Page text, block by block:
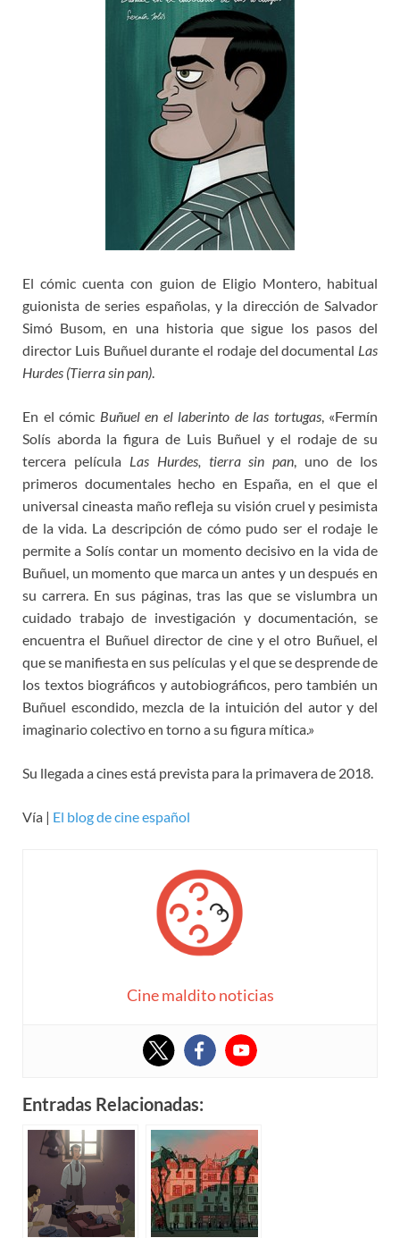
El cómic cuenta con guion de Eligio Montero, habitual
guionista de series españolas, y la dirección de Salvador
Simó Busom, en una historia que sigue los pasos del
director Luis Buñuel durante el rodaje del documental Las
Hurdes (Tierra sin pan).
En el cómic Buñuel en el laberinto de las tortugas, «Fermín
Solís aborda la figura de Luis Buñuel y el rodaje de su
tercera película Las Hurdes, tierra sin pan, uno de los
primeros documentales hecho en España, en el que el
universal cineasta maño refleja su visión cruel y pesimista
de la vida. La descripción de cómo pudo ser el rodaje le
permite a Solís contar un momento decisivo en la vida de
Buñuel, un momento que marca un antes y un después en
su carrera. En sus páginas, tras las que se vislumbra un
cuidado trabajo de investigación y documentación, se
encuentra el Buñuel director de cine y el otro Buñuel, el
que se manifiesta en sus películas y el que se desprende de
los textos biográficos y autobiográficos, pero también un
Buñuel escondido, mezcla de la intuición del autor y del
imaginario colectivo en torno a su figura mítica.»
Su llegada a cines está prevista para la primavera de 2018.
Vía | El blog de cine español
Cine maldito noticias
Entradas Relacionadas: